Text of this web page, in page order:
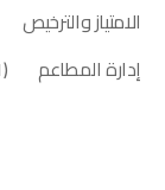
الامتياز والترخيص
إدارة المطاعم
(1)